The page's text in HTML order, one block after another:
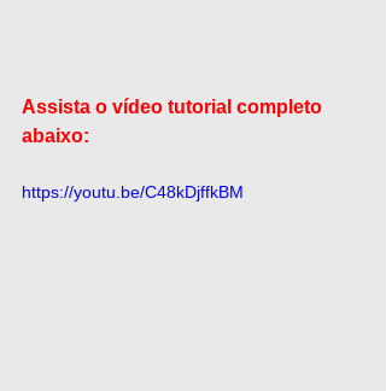
Assista o vídeo tutorial completo
abaixo:
https://youtu.be/C48kDjffkBM